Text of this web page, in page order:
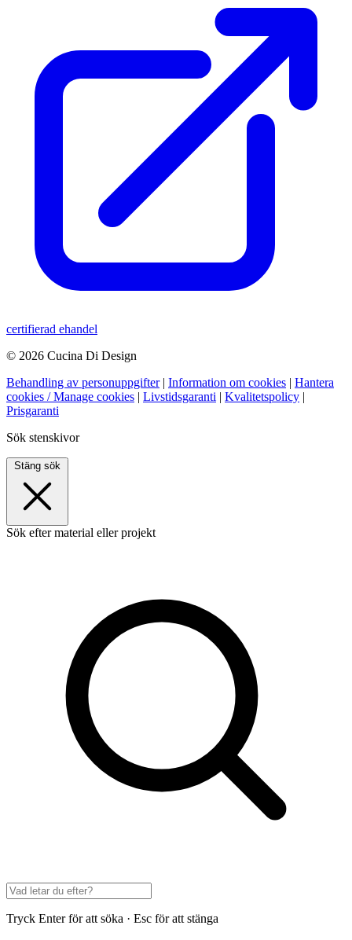
certifierad ehandel
© 2026 Cucina Di Design
Behandling av personuppgifter | Information om cookies | Hantera
cookies / Manage cookies | Livstidsgaranti | Kvalitetspolicy |
Prisgaranti
Sök stenskivor
Stäng sök
Sök efter material eller projekt
Tryck Enter för att söka · Esc för att stänga